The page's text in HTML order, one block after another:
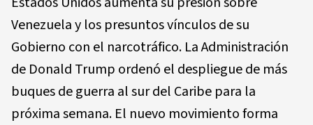
Venezuela y los presuntos vínculos de su
Gobierno con el narcotráfico. La Administración
de Donald Trump ordenó el despliegue de más
buques de guerra al sur del Caribe para la
próxima semana. El nuevo movimiento forma